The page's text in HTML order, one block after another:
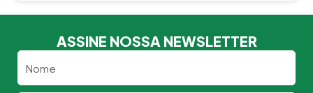
ASSINE NOSSA NEWSLETTER